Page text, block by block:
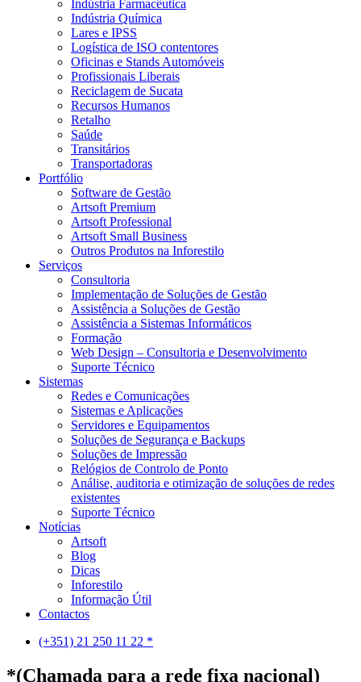
Indústria Farmacêutica
Indústria Química
Lares e IPSS
Logística de ISO contentores
Oficinas e Stands Automóveis
Profissionais Liberais
Reciclagem de Sucata
Recursos Humanos
Retalho
Saúde
Transitários
Transportadoras
Portfólio
Software de Gestão
Artsoft Premium
Artsoft Professional
Artsoft Small Business
Outros Produtos na Inforestilo
Serviços
Consultoria
Implementação de Soluções de Gestão
Assistência a Soluções de Gestão
Assistência a Sistemas Informáticos
Formação
Web Design – Consultoria e Desenvolvimento
Suporte Técnico
Sistemas
Redes e Comunicações
Sistemas e Aplicações
Servidores e Equipamentos
Soluções de Segurança e Backups
Soluções de Impressão
Relógios de Controlo de Ponto
Análise, auditoria e otimização de soluções de redes
existentes
Suporte Técnico
Notícias
Artsoft
Blog
Dicas
Inforestilo
Informação Útil
Contactos
(+351) 21 250 11 22 *
*(Chamada para a rede fixa nacional)